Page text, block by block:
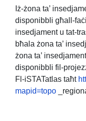
Iż-żona ta’
disponibbli għall-
insedjament u tat-
bħala żona ta’
żona ta’
disponibbli fil-
Fl-iSTATatlas taħt
mapid=topo